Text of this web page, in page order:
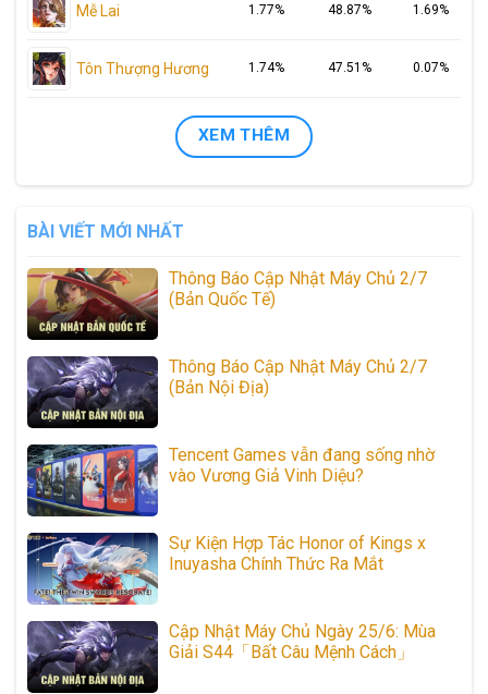
Mễ Lai 1.77% 48.87% 1.69%
Tôn Thượng Hương 1.74% 47.51% 0.07%
XEM THÊM
BÀI VIẾT MỚI NHẤT
Thông Báo Cập Nhật Máy Chủ 2/7
(Bản Quốc Tế)
Thông Báo Cập Nhật Máy Chủ 2/7
(Bản Nội Địa)
Tencent Games vẫn đang sống nhờ
vào Vương Giả Vinh Diệu?
Sự Kiện Hợp Tác Honor of Kings x
Inuyasha Chính Thức Ra Mắt
Cập Nhật Máy Chủ Ngày 25/6: Mùa
Giải S44「Bất Câu Mệnh Cách」